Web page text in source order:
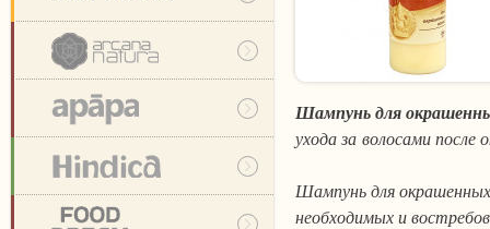
Шампунь для
ухода за волосами после
Шампунь для
необходимых и